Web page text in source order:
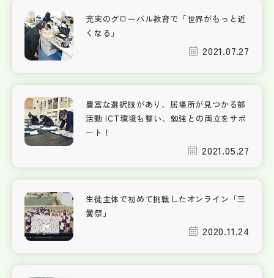
充実のグローバル教育で「世界がもっと近
くなる」
2021.07.27
豊富な選択肢があり、居場所が見つかる部
活動 ICT環境も整い、勉強との両立をサポ
ート！
2021.05.27
生徒主体で初めて挑戦したオンライン「三
黌祭」
2020.11.24